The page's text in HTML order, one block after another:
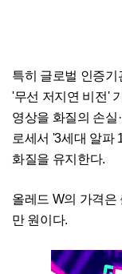
특히 글로벌 인증
'무선 저지연 비전'
영상을 화질의 손실
로세서 '3세대 알파
화질을 유지한다.
올레드 W의 가격은
만 원이다.